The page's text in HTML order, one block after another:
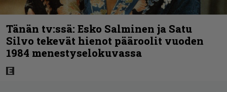
Tänän tv:ssä: Esko Salminen ja Satu
Silvo tekevät hienot pääroolit vuoden
1984 menestyselokuvassa